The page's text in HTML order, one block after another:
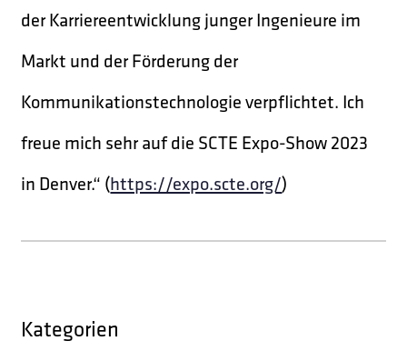
Kategorien
der Karriereentwicklung junger Ingenieure im
Markt und der Förderung der
Kommunikationstechnologie verpflichtet. Ich
freue mich sehr auf die SCTE Expo-Show 2023
in Denver.“ (https://expo.scte.org/)